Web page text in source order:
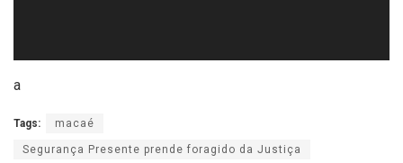
a
Tags: macaé
Segurança Presente prende foragido da Justiça